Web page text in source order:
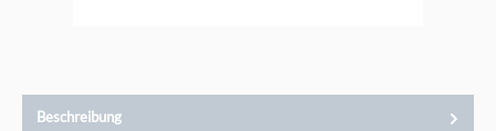
Beschreibung